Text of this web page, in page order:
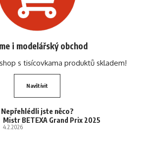
i modelářský obchod
s tisícovkama produktů skladem!
Navštívit
Nepřehlédli jste něco?
Mistr BETEXA Grand Prix 2025
4.2.2026